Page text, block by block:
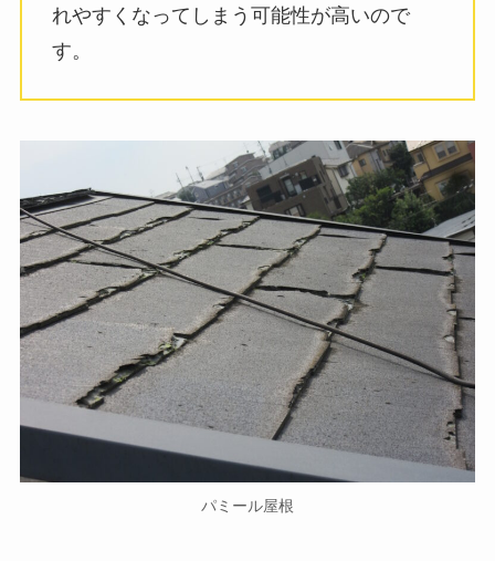
れやすくなってしまう可能性が高いので
す。
パミール屋根